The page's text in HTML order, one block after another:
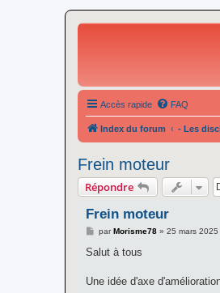
Accès rapide FAQ
Index du forum - Les
Frein moteur
Répondre
Frein moteur
M
s
g
parMorisme78» 25 mars 2025
Salut à tous
Une idée d'axe